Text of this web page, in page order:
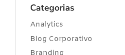
Categorias
Analytics
Blog Corporativo
Branding